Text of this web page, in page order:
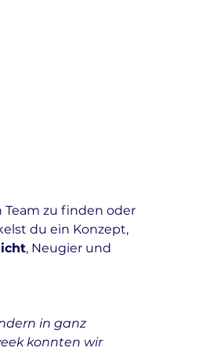
Team zu finden oder
du ein Konzept,
, Neugier und
in ganz
konnten wir